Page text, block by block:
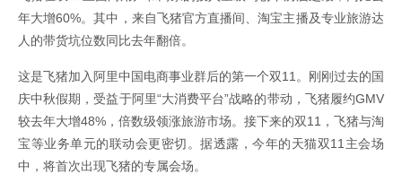
年大增60%。其中，来自飞猪官方直播间、淘宝主播及专业旅游达
人的带货坑位数同比去年翻倍。
这是飞猪加入阿里中国电商事业群后的第一个双11。刚刚过去的国
庆中秋假期，受益于阿里“大消费平台”战略的带动，飞猪履约GMV
较去年大增48%，倍数级领涨旅游市场。接下来的双11，飞猪与淘
宝等业务单元的联动会更密切。据透露，今年的天猫双11主会场
中，将首次出现飞猪的专属会场。